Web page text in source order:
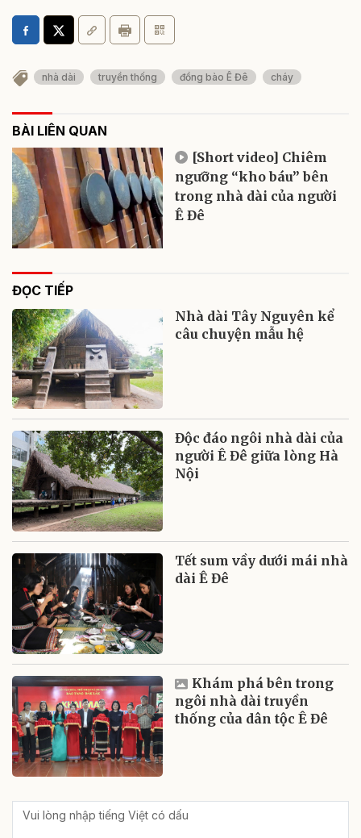
nhà dài truyền thống đồng bào Ê Đê cháy
BÀI LIÊN QUAN
[Short video] Chiêm
ngưỡng “kho báu” bên
trong nhà dài của người
Ê Đê
ĐỌC TIẾP
Nhà dài Tây Nguyên kể
câu chuyện mẫu hệ
Độc đáo ngôi nhà dài của
người Ê Đê giữa lòng Hà
Nội
Tết sum vầy dưới mái nhà
dài Ê Đê
Khám phá bên trong
ngôi nhà dài truyền
thống của dân tộc Ê Đê